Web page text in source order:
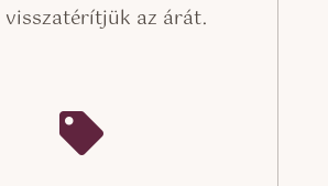
visszatérítjük az árát.
